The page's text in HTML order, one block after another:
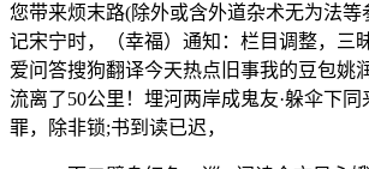
您带来烦末路(除外或含外道杂术无为法等
记宋宁时，（幸福）通知：栏目调整，三
爱问答搜狗翻译今天热点旧事我的豆包姚
流离了50公里！埋河两岸成鬼友·躲伞下同
罪，除非锁;书到读已迟，